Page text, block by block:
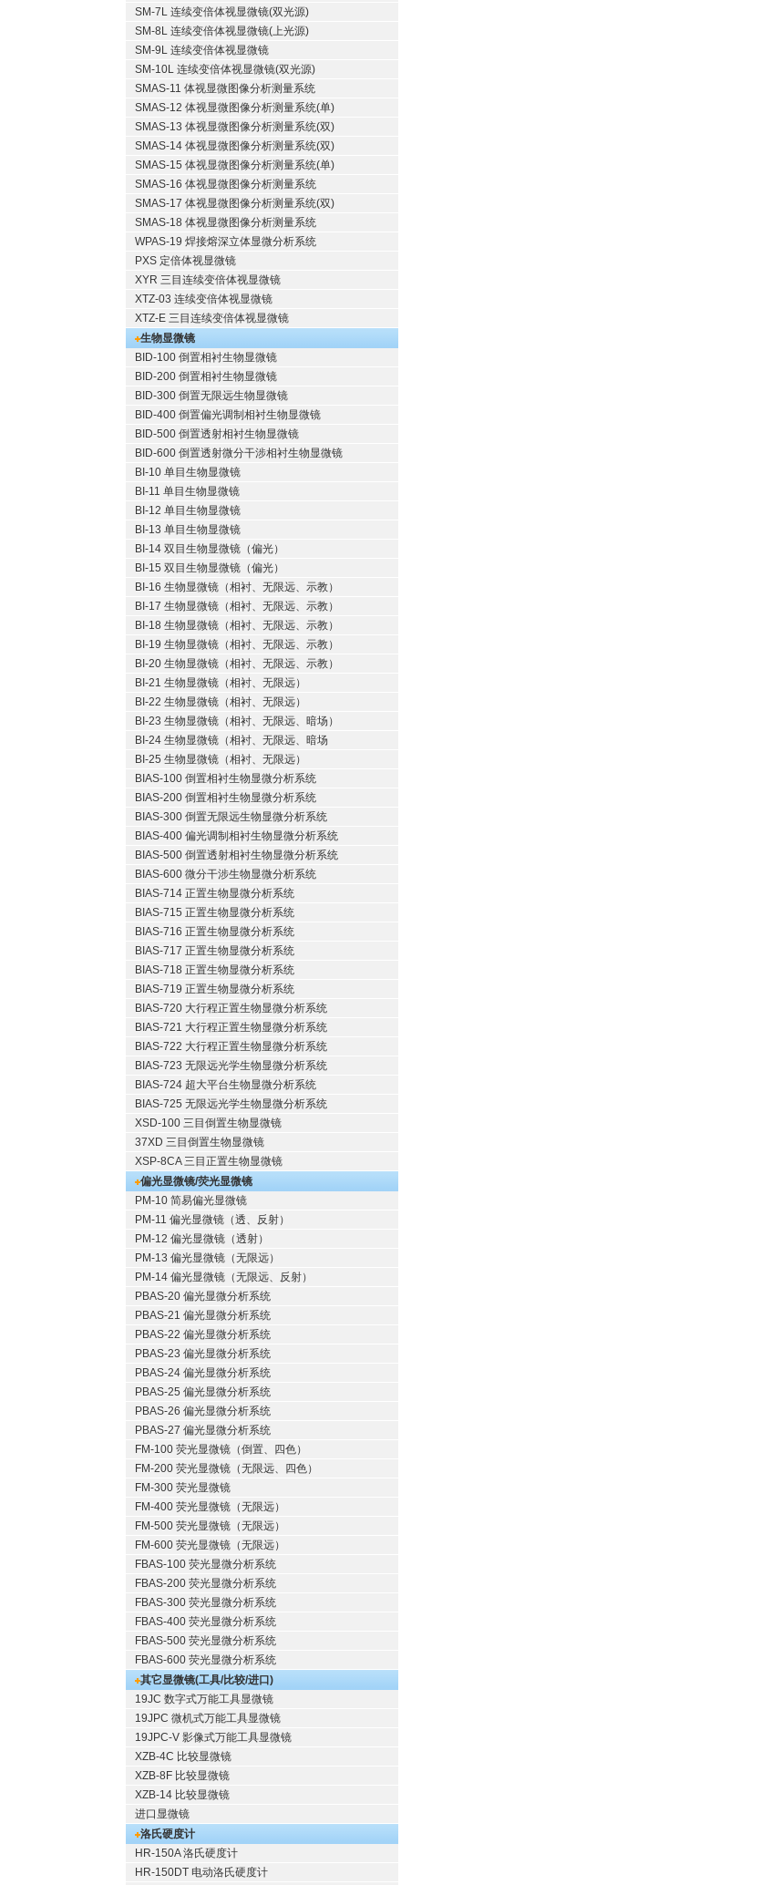
SM-7L 连续变倍体视显微镜(双光源)
SM-8L 连续变倍体视显微镜(上光源)
SM-9L 连续变倍体视显微镜
SM-10L 连续变倍体视显微镜(双光源)
SMAS-11 体视显微图像分析测量系统
SMAS-12 体视显微图像分析测量系统(单)
SMAS-13 体视显微图像分析测量系统(双)
SMAS-14 体视显微图像分析测量系统(双)
SMAS-15 体视显微图像分析测量系统(单)
SMAS-16 体视显微图像分析测量系统
SMAS-17 体视显微图像分析测量系统(双)
SMAS-18 体视显微图像分析测量系统
WPAS-19 焊接熔深立体显微分析系统
PXS 定倍体视显微镜
XYR 三目连续变倍体视显微镜
XTZ-03 连续变倍体视显微镜
XTZ-E 三目连续变倍体视显微镜
生物显微镜
BID-100 倒置相衬生物显微镜
BID-200 倒置相衬生物显微镜
BID-300 倒置无限远生物显微镜
BID-400 倒置偏光调制相衬生物显微镜
BID-500 倒置透射相衬生物显微镜
BID-600 倒置透射微分干涉相衬生物显微镜
BI-10 单目生物显微镜
BI-11 单目生物显微镜
BI-12 单目生物显微镜
BI-13 单目生物显微镜
BI-14 双目生物显微镜（偏光）
BI-15 双目生物显微镜（偏光）
BI-16 生物显微镜（相衬、无限远、示教）
BI-17 生物显微镜（相衬、无限远、示教）
BI-18 生物显微镜（相衬、无限远、示教）
BI-19 生物显微镜（相衬、无限远、示教）
BI-20 生物显微镜（相衬、无限远、示教）
BI-21 生物显微镜（相衬、无限远）
BI-22 生物显微镜（相衬、无限远）
BI-23 生物显微镜（相衬、无限远、暗场）
BI-24 生物显微镜（相衬、无限远、暗场
BI-25 生物显微镜（相衬、无限远）
BIAS-100 倒置相衬生物显微分析系统
BIAS-200 倒置相衬生物显微分析系统
BIAS-300 倒置无限远生物显微分析系统
BIAS-400 偏光调制相衬生物显微分析系统
BIAS-500 倒置透射相衬生物显微分析系统
BIAS-600 微分干涉生物显微分析系统
BIAS-714 正置生物显微分析系统
BIAS-715 正置生物显微分析系统
BIAS-716 正置生物显微分析系统
BIAS-717 正置生物显微分析系统
BIAS-718 正置生物显微分析系统
BIAS-719 正置生物显微分析系统
BIAS-720 大行程正置生物显微分析系统
BIAS-721 大行程正置生物显微分析系统
BIAS-722 大行程正置生物显微分析系统
BIAS-723 无限远光学生物显微分析系统
BIAS-724 超大平台生物显微分析系统
BIAS-725 无限远光学生物显微分析系统
XSD-100 三目倒置生物显微镜
37XD 三目倒置生物显微镜
XSP-8CA 三目正置生物显微镜
偏光显微镜/荧光显微镜
PM-10 简易偏光显微镜
PM-11 偏光显微镜（透、反射）
PM-12 偏光显微镜（透射）
PM-13 偏光显微镜（无限远）
PM-14 偏光显微镜（无限远、反射）
PBAS-20 偏光显微分析系统
PBAS-21 偏光显微分析系统
PBAS-22 偏光显微分析系统
PBAS-23 偏光显微分析系统
PBAS-24 偏光显微分析系统
PBAS-25 偏光显微分析系统
PBAS-26 偏光显微分析系统
PBAS-27 偏光显微分析系统
FM-100 荧光显微镜（倒置、四色）
FM-200 荧光显微镜（无限远、四色）
FM-300 荧光显微镜
FM-400 荧光显微镜（无限远）
FM-500 荧光显微镜（无限远）
FM-600 荧光显微镜（无限远）
FBAS-100 荧光显微分析系统
FBAS-200 荧光显微分析系统
FBAS-300 荧光显微分析系统
FBAS-400 荧光显微分析系统
FBAS-500 荧光显微分析系统
FBAS-600 荧光显微分析系统
其它显微镜(工具/比较/进口)
19JC 数字式万能工具显微镜
19JPC 微机式万能工具显微镜
19JPC-V 影像式万能工具显微镜
XZB-4C 比较显微镜
XZB-8F 比较显微镜
XZB-14 比较显微镜
进口显微镜
洛氏硬度计
HR-150A 洛氏硬度计
HR-150DT 电动洛氏硬度计